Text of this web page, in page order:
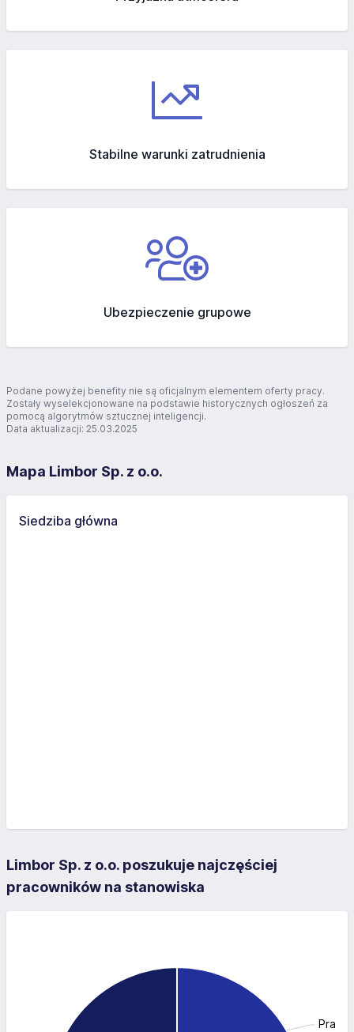
Stabilne warunki zatrudnienia
Ubezpieczenie grupowe
Podane powyżej benefity nie są oficjalnym elementem oferty pracy.
Zostały wyselekcjonowane na podstawie historycznych ogłoszeń za
pomocą algorytmów sztucznej inteligencji.
Data aktualizacji: 25.03.2025
Mapa Limbor Sp. z o.o.
Siedziba główna
Limbor Sp. z o.o. poszukuje najczęściej
pracowników na stanowiska